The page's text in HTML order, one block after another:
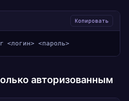
Копировать
<логин> <пароль>
авторизованным